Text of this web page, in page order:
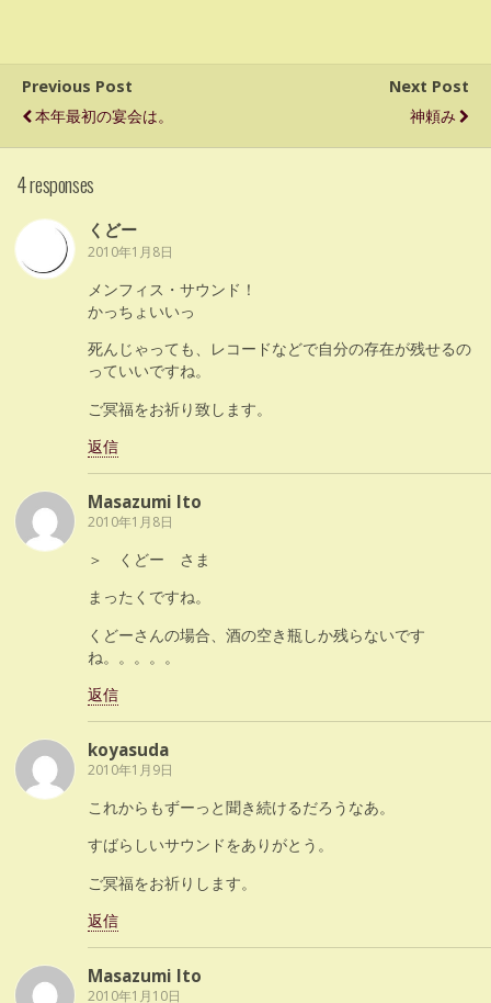
Previous Post
本年最初の宴会は。
Next Post
神頼み
4 responses
くどー
2010年1月8日
メンフィス・サウンド！
かっちょいいっ
死んじゃっても、レコードなどで自分の存在が残せるの
っていいですね。
ご冥福をお祈り致します。
返信
Masazumi Ito
2010年1月8日
＞ くどー さま
まったくですね。
くどーさんの場合、酒の空き瓶しか残らないです
ね。。。。。
返信
koyasuda
2010年1月9日
これからもずーっと聞き続けるだろうなあ。
すばらしいサウンドをありがとう。
ご冥福をお祈りします。
返信
Masazumi Ito
2010年1月10日